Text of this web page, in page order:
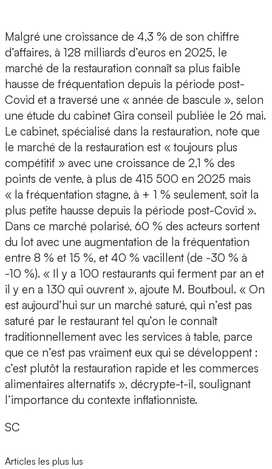
Malgré une croissance de 4,3 % de son chiffre
d’affaires, à 128 milliards d’euros en 2025, le
marché de la restauration connaît sa plus faible
hausse de fréquentation depuis la période post-
Covid et a traversé une « année de bascule », selon
une étude du cabinet Gira conseil publiée le 26 mai.
Le cabinet, spécialisé dans la restauration, note que
le marché de la restauration est « toujours plus
compétitif » avec une croissance de 2,1 % des
points de vente, à plus de 415 500 en 2025 mais
« la fréquentation stagne, à + 1 % seulement, soit la
plus petite hausse depuis la période post-Covid ».
Dans ce marché polarisé, 60 % des acteurs sortent
du lot avec une augmentation de la fréquentation
entre 8 % et 15 %, et 40 % vacillent (de -30 % à
-10 %). « Il y a 100 restaurants qui ferment par an et
il y en a 130 qui ouvrent », ajoute M. Boutboul. « On
est aujourd’hui sur un marché saturé, qui n’est pas
saturé par le restaurant tel qu’on le connaît
traditionnellement avec les services à table, parce
que ce n’est pas vraiment eux qui se développent :
c’est plutôt la restauration rapide et les commerces
alimentaires alternatifs », décrypte-t-il, soulignant
l’importance du contexte inflationniste.
SC
Articles les plus lus